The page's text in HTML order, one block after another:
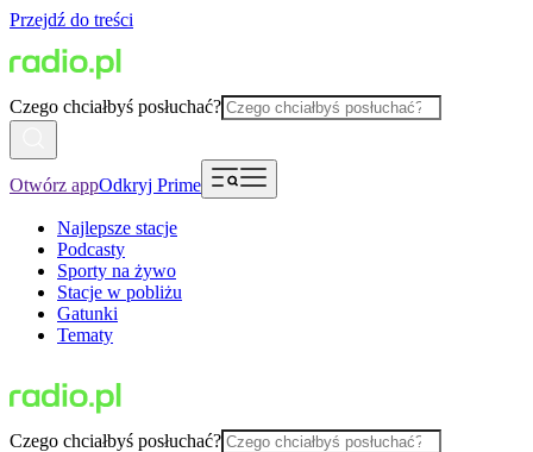
Przejdź do treści
Czego chciałbyś posłuchać?
Otwórz appOdkryj Prime
Najlepsze stacje
Podcasty
Sporty na żywo
Stacje w pobliżu
Gatunki
Tematy
Czego chciałbyś posłuchać?